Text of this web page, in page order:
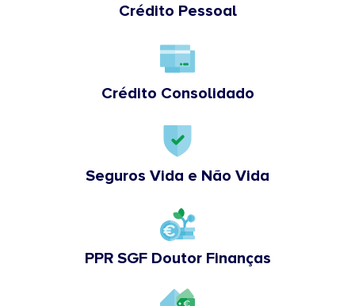
Crédito Pessoal
Crédito Consolidado
Seguros Vida e Não Vida
PPR SGF Doutor Finanças